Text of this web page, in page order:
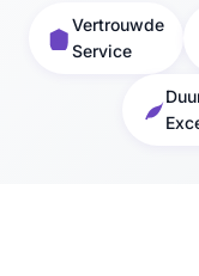
Vertrouwde
Service